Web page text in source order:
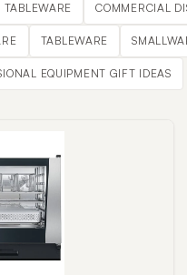
TABLEWARE COMMERCIAL
TABLEWARE
EQUIPMENT GIFT IDEAS